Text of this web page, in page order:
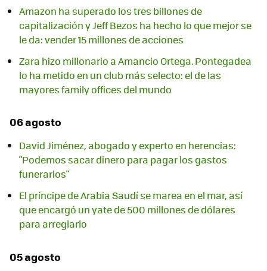
Amazon ha superado los tres billones de
capitalización y Jeff Bezos ha hecho lo que mejor se
le da: vender 15 millones de acciones
Zara hizo millonario a Amancio Ortega. Pontegadea
lo ha metido en un club más selecto: el de las
mayores family offices del mundo
06 agosto
David Jiménez, abogado y experto en herencias:
"Podemos sacar dinero para pagar los gastos
funerarios"
El príncipe de Arabia Saudí se marea en el mar, así
que encargó un yate de 500 millones de dólares
para arreglarlo
05 agosto